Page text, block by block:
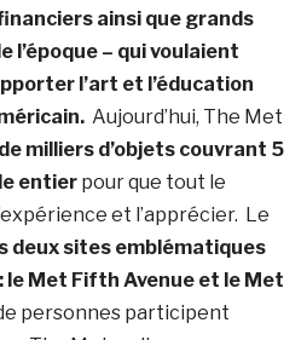
ainsi que grands
– qui voulaient
l’art et l’éducation
Aujourd’hui, The Met
milliers d’objets couvrant 5
entierpour que tout le
et l’apprécier. Le
deux sites emblématiques
le Met Fifth Avenue et le Met
personnes participent